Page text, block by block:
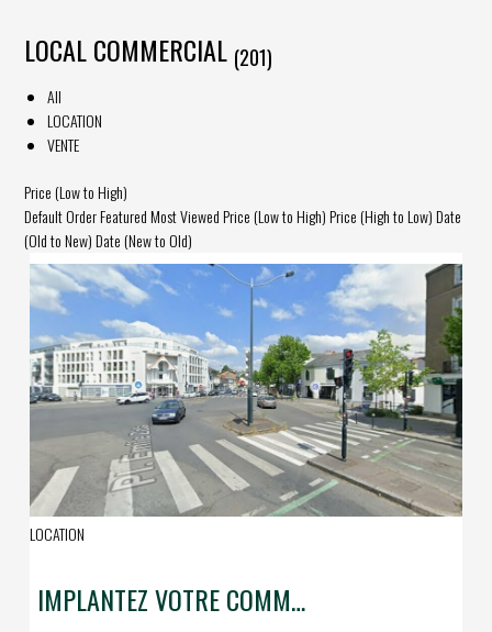
LOCAL COMMERCIAL (201)
All
LOCATION
VENTE
Price (Low to High)
Default OrderFeatured Most Viewed Price (Low to High) Price (High to Low) Date
(Old to New) Date (New to Old)
LOCATION
IMPLANTEZ VOTRE COMMERCE DANS CE QUARTIER ULTRA DYNAMIQUE